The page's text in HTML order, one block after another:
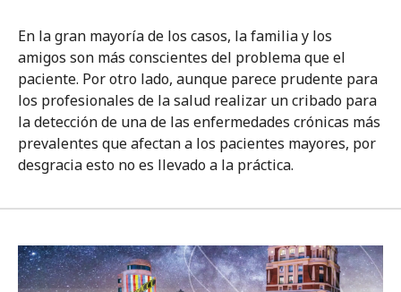
En la gran mayoría de los casos, la familia y los
amigos son más conscientes del problema que el
paciente. Por otro lado, aunque parece prudente para
los profesionales de la salud realizar un cribado para
la detección de una de las enfermedades crónicas más
prevalentes que afectan a los pacientes mayores, por
desgracia esto no es llevado a la práctica.